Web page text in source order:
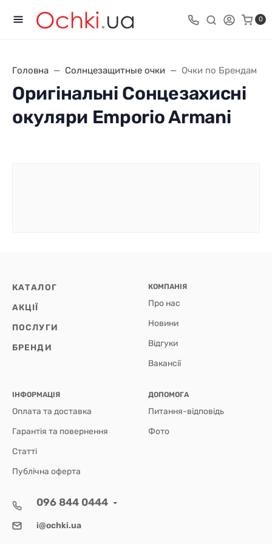
0
Головна Солнцезащитные очки Очки по Брендам
Оригінальні Сонцезахисні
окуляри Emporio Armani
КАТАЛОГ
АКЦІЇ
ПОСЛУГИ
БРЕНДИ
КОМПАНІЯ
Про нас
Новини
Відгуки
Вакансії
ІНФОРМАЦІЯ
Оплата та доставка
Гарантія та повернення
Статті
Публічна оферта
ДОПОМОГА
Питання-відповідь
Фото
096 844 0444
i@ochki.ua